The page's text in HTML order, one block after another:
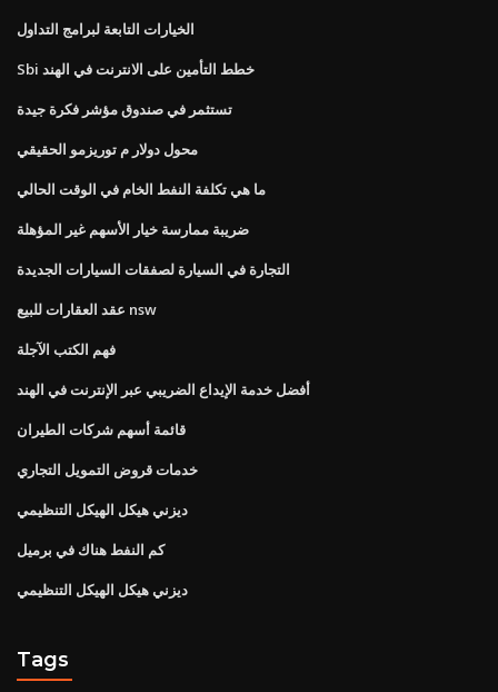
الخيارات التابعة لبرامج التداول
Sbi خطط التأمين على الانترنت في الهند
تستثمر في صندوق مؤشر فكرة جيدة
محول دولار م توريزمو الحقيقي
ما هي تكلفة النفط الخام في الوقت الحالي
ضريبة ممارسة خيار الأسهم غير المؤهلة
التجارة في السيارة لصفقات السيارات الجديدة
عقد العقارات للبيع nsw
فهم الكتب الآجلة
أفضل خدمة الإيداع الضريبي عبر الإنترنت في الهند
قائمة أسهم شركات الطيران
خدمات قروض التمويل التجاري
ديزني هيكل الهيكل التنظيمي
كم النفط هناك في برميل
ديزني هيكل الهيكل التنظيمي
Tags